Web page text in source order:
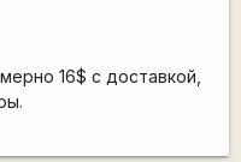
16$ с доставкой,